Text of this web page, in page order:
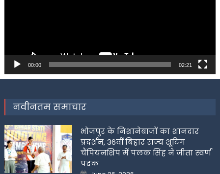
00:00 02:21
नवीनतम समाचार
भोजपुर के निशानेबाजों का शानदार
प्रदर्शन, 36वीं बिहार राज्य शूटिंग
चैंपियनशिप में पलक सिंह ने जीता स्वर्ण
पदक
Posted